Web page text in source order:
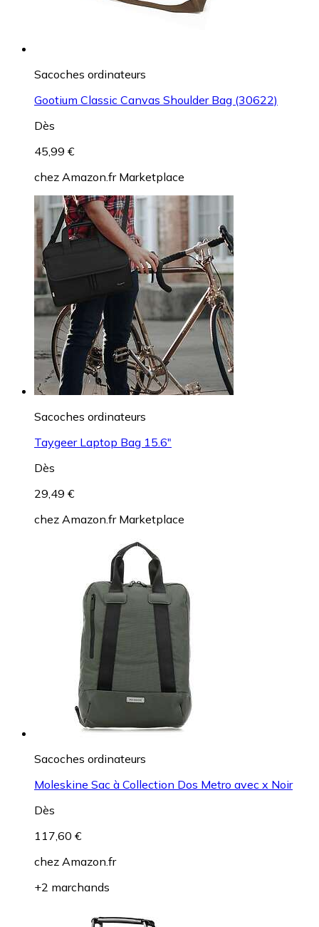
Sacoches ordinateurs
Gootium Classic Canvas Shoulder Bag (30622)
Dès
45,99 €
chez Amazon.fr Marketplace
Sacoches ordinateurs
Taygeer Laptop Bag 15.6"
Dès
29,49 €
chez Amazon.fr Marketplace
Sacoches ordinateurs
Moleskine Sac à Collection Dos Metro avec x Noir
Dès
117,60 €
chez Amazon.fr
+2 marchands